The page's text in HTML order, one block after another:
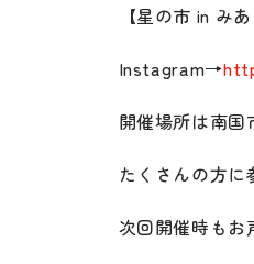
【星の市 in み
Instagram→
開催場所は南国
たくさんの方
次回開催時もお